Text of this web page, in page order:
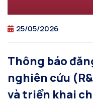
25/05/2026
Thông báo
nghiên cứu
và triển khai